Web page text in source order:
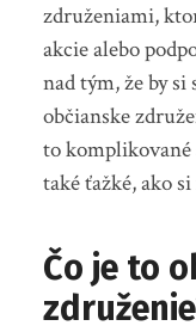
združeniami,
akcie alebo
nad tým, že by
občianske
to komplikované
také ťažké, ako
Čo je to